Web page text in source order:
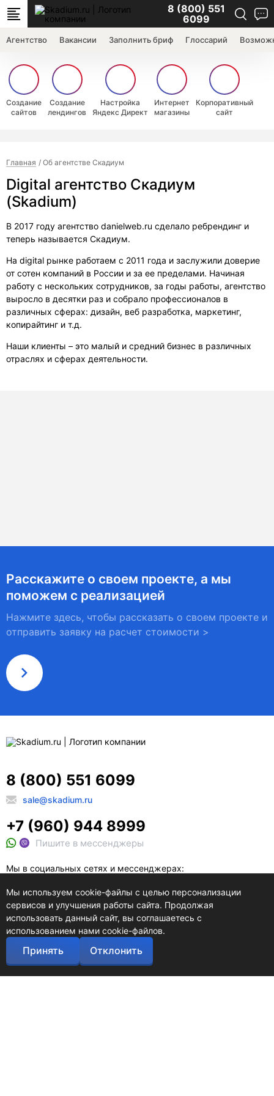
8 (800) 551
6099
Агентство Вакансии Заполнить бриф Глоссарий
Создание
сайтов
Создание
лендингов
Настройка
Яндекс Директ
Интернет
магазины
Корпоративный
сайт
Главная Об агентстве Скадиум
Digital агентство Скадиум
(Skadium)
В 2017 году агентство danielweb.ru сделало ребрендинг и
теперь называется Скадиум.
На digital рынке работаем с 2011 года и заслужили доверие
от сотен компаний в России и за ее пределами. Начиная
работу с нескольких сотрудников, за годы работы, агентство
выросло в десятки раз и собрало профессионалов в
различных сферах: дизайн, веб разработка, маркетинг,
копирайтинг и т.д.
Наши клиенты – это малый и средний бизнес в различных
отраслях и сферах деятельности.
Расскажите о своем проекте, а мы
поможем с реализацией
Нажмите здесь, чтобы рассказать о своем проекте и
отправить заявку на расчет стоимости >
8 (800) 551 6099
sale@skadium.ru
+7 (960) 944 8999
Пишите в мессенджеры
Мы в социальных сетях и мессенджерах:
Листать вверх Контакты
ООО «Скадиум» © 2012-2026. Использование материалов сайта без
Мы используем cookie-файлы с целью персонализации
сервисов и улучшения работы сайта. Продолжая
использовать данный сайт, вы соглашаетесь с
использованием нами cookie-файлов.
Принять Отклонить